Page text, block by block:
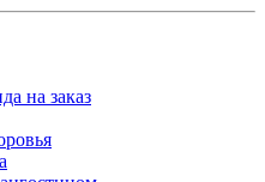
на заказ